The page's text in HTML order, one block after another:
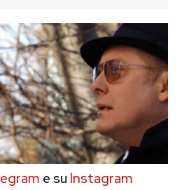
e su Instagram